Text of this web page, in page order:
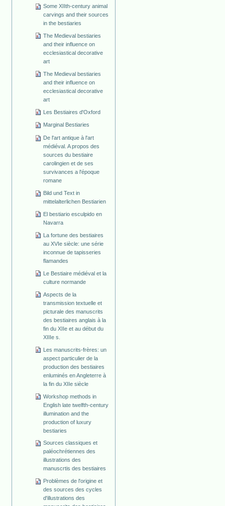
Some XIIth-century animal
carvings and their sources
in the bestiaries
The Medieval bestiaries
and their influence on
ecclesiastical decorative
art
The Medieval bestiaries
and their influence on
ecclesiastical decorative
art
Les Bestiaires d'Oxford
Marginal Bestiaries
De l'art antique à l'art
médiéval. A propos des
sources du bestiaire
carolingien et de ses
survivances a l'époque
romane
Bild und Text in
mittelalterlichen Bestiarien
El bestiario esculpido en
Navarra
La fortune des bestiaires
au XVIe siècle: une série
inconnue de tapisseries
flamandes
Le Bestiaire médiéval et la
culture normande
Aspects de la
transmission textuelle et
picturale des manuscrits
des bestiaires anglais à la
fin du XIIe et au début du
XIIIe s.
Les manuscrits-frères: un
aspect particulier de la
production des bestiaires
enluminés en Angleterre à
la fin du XIIe siècle
Workshop methods in
English late twelfth-century
illumination and the
production of luxury
bestiaries
Sources classiques et
paléochrétiennes des
illustrations des
manuscrtis des bestiaires
Problèmes de l'origine et
des sources des cycles
d'illustrations des